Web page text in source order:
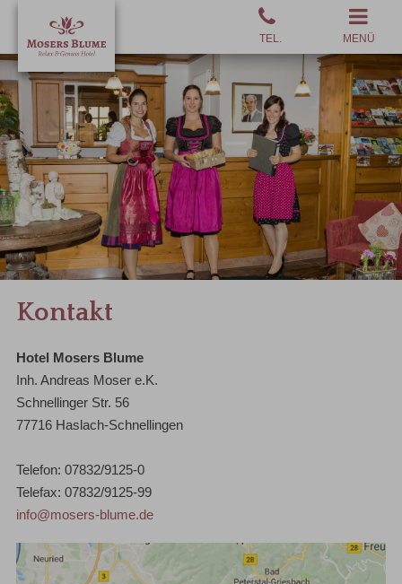
MENÜ
Kontakt
Hotel Mosers Blume
Inh. Andreas Moser e.K.
Schnellinger Str. 56
77716 Haslach-Schnellingen
Telefon: 07832/9125-0
Telefax: 07832/9125-99
info@mosers-blume.de